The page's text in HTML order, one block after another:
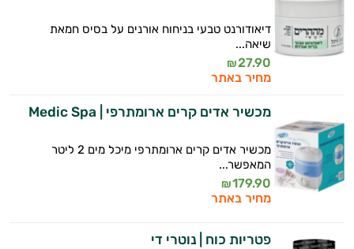
דיאודורנט טבעי בניחוח אורנים על בסיס חמאת
שיאה...
27.90
₪
מחיר באתר
מכשיר אדים קרים ארומתרפי | Medic Spa
מכשיר אדים קרים ארומתרפי מיכל מים 2 ליטר
המאפשר...
179.90
₪
מחיר באתר
פטריות כוח | נוטרי די